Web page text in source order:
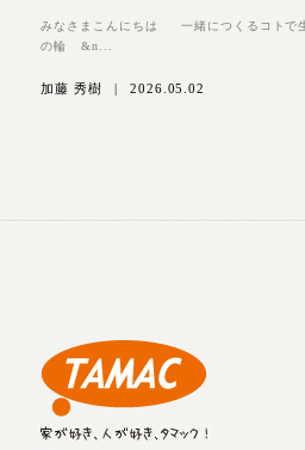
みなさまこんにちは 一緒につくるコトで
の輪 &n...
加藤 秀樹 2026.05.02